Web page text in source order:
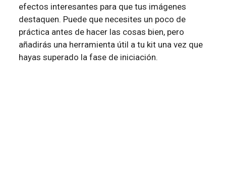
efectos interesantes para que tus imágenes
destaquen. Puede que necesites un poco de
práctica antes de hacer las cosas bien, pero
añadirás una herramienta útil a tu kit una vez que
hayas superado la fase de iniciación.